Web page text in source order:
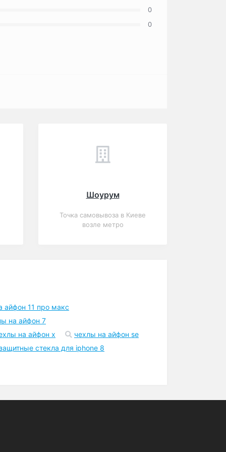
0
0
Шоурум
Точка самовывоза в Киеве
возле метро
айфон 11 про макс
на айфон 7
на айфон x
чехлы на айфон se
стекла для iphone 8